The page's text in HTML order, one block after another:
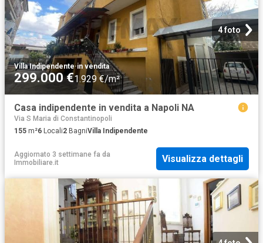
4 foto
Villa Indipendente·in vendita
299.000 €1.929 €/m²
Casa indipendente in vendita a Napoli NA
Via S Maria di Constantinopoli
155 m²6 Locali2 BagniVilla Indipendente
Aggiornato 3 settimane fa da
Immobiliare.it
Visualizza dettagli